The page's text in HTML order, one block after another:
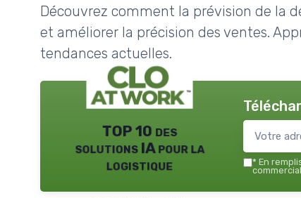
Découvrez comment la prévision de la
et améliorer la précision des ventes.
tendances actuelles.
TOP 10 des
solutions IA pour la
logistique * En